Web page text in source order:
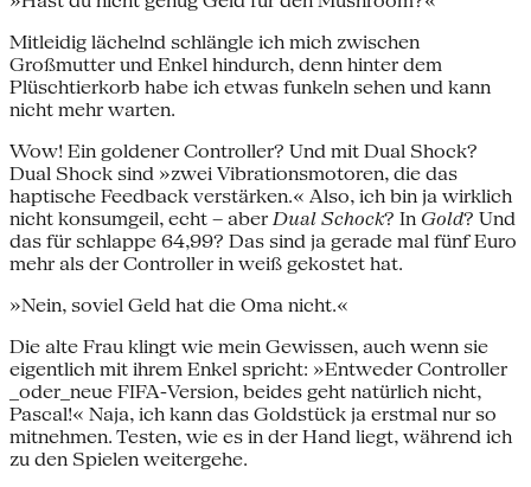
Mitleidig lächelnd schlängle ich mich zwischen
Großmutter und Enkel hindurch, denn hinter dem
Plüschtierkorb habe ich etwas funkeln sehen und kann
nicht mehr warten.
Wow! Ein goldener Controller? Und mit Dual Shock?
Dual Shock sind »zwei Vibrationsmotoren, die das
haptische Feedback verstärken.« Also, ich bin ja wirklich
nicht konsumgeil, echt – aber Dual Schock? In Gold? Und
das für schlappe 64,99? Das sind ja gerade mal fünf Euro
mehr als der Controller in weiß gekostet hat.
»Nein, soviel Geld hat die Oma nicht.«
Die alte Frau klingt wie mein Gewissen, auch wenn sie
eigentlich mit ihrem Enkel spricht: »Entweder Controller
_oder_neue FIFA-Version, beides geht natürlich nicht,
Pascal!« Naja, ich kann das Goldstück ja erstmal nur so
mitnehmen. Testen, wie es in der Hand liegt, während ich
zu den Spielen weitergehe.